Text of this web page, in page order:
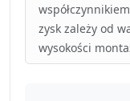
zysk zależy od
wysokości